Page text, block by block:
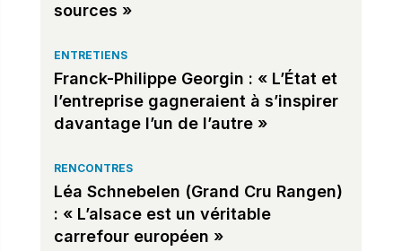
sources »
ENTRETIENS
Franck-Philippe Georgin : « L’État et
l’entreprise gagneraient à s’inspirer
davantage l’un de l’autre »
RENCONTRES
Léa Schnebelen (Grand Cru Rangen)
: « L’alsace est un véritable
carrefour européen »